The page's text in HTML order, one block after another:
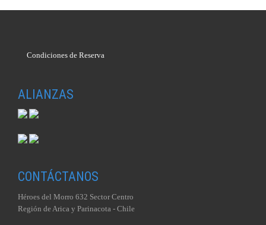
Condiciones de Reserva
ALIANZAS
CONTÁCTANOS
Héroes del Morro 632 Sector Centro
Región de Arica y Parinacota - Chile